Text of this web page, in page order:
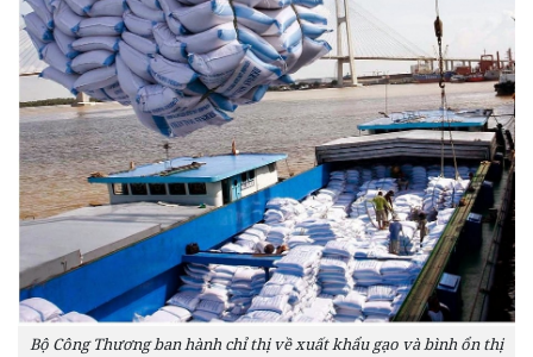
Bộ Công Thương ban hành chỉ thị về xuất khẩu gạo và bình ổn thị